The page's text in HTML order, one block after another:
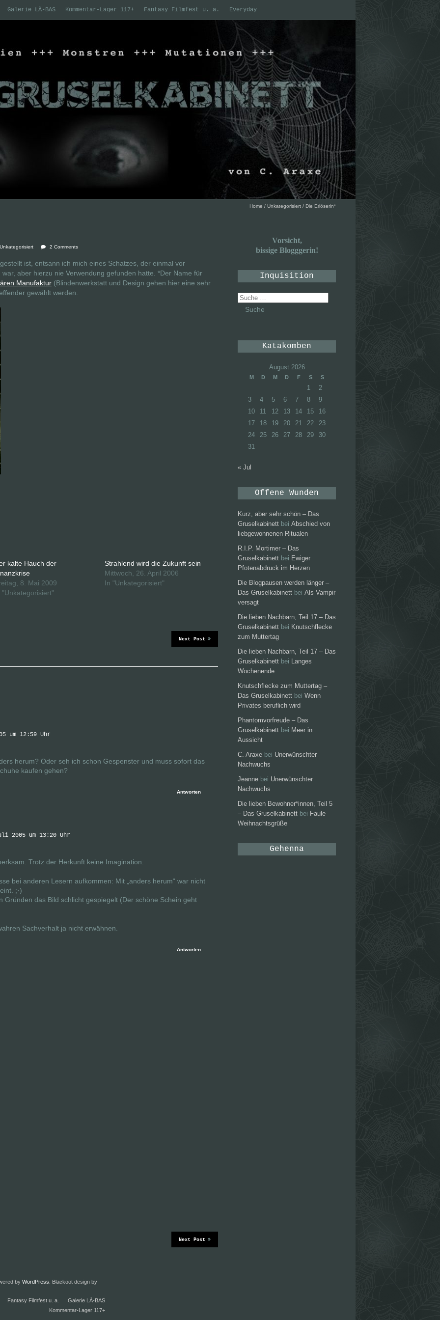
Galerie LÀ-BAS Kommentar-Lager 117+ Fantasy Filmfest u. a. Everyday
Home / Unkategorisiert / Die Erlöserin*
Unkategorisiert 2 Comments
ist, entsann ich mich eines Schatzes, der einmal vor
aber hierzu nie Verwendung gefunden hatte. *Der Name für
Manufaktur (Blindenwerkstatt und Design gehen hier eine sehr
gewählt werden.
kalte Hauch der
8. Mai 2009
"Unkategorisiert"
Strahlend wird die Zukunft sein
Mittwoch, 26. April 2006
In "Unkategorisiert"
Next Post
um 12:59 Uhr
herum? Oder seh ich schon Gespenster und muss sofort das
kaufen gehen?
Antworten
2005 um 13:20 Uhr
Trotz der Herkunft keine Imagination.
bei anderen Lesern aufkommen: Mit „anders herum“ war nicht
;·)
Gründen das Bild schlicht gespiegelt (Der schöne Schein geht
Sachverhalt ja nicht erwähnen.
Antworten
Next Post
Vorsicht,
bissige Blogggerin!
Inquisition
Suche
nach:
Katakomben
August 2026
M D M D F S S
1
2
3
4 5 6 7 8
9
10
11 12 13 14 15
16
17
18 19 20 21 22
23
24
25 26 27 28 29
30
31
« Jul
Offene Wunden
Kurz, aber sehr schön – Das
Gruselkabinett bei Abschied von
liebgewonnenen Ritualen
R.I.P. Mortimer – Das
Gruselkabinett bei Ewiger
Pfotenabdruck im Herzen
Die Blogpausen werden länger –
Das Gruselkabinett bei Als Vampir
versagt
Die lieben Nachbarn, Teil 17 – Das
Gruselkabinett bei Knutschflecke
zum Muttertag
Die lieben Nachbarn, Teil 17 – Das
Gruselkabinett bei Langes
Wochenende
Knutschflecke zum Muttertag –
Das Gruselkabinett bei Wenn
Privates beruflich wird
Phantomvorfreude – Das
Gruselkabinett bei Meer in
Aussicht
C. Araxe bei Unerwünschter
Nachwuchs
Jeanne bei Unerwünschter
Nachwuchs
Die lieben Bewohner*innen, Teil 5
– Das Gruselkabinett bei Faule
Weihnachtsgrüße
Gehenna
by WordPress . Blackoot design by
Fantasy Filmfest u. a.
Galerie LÀ-BAS
Kommentar-Lager 117+